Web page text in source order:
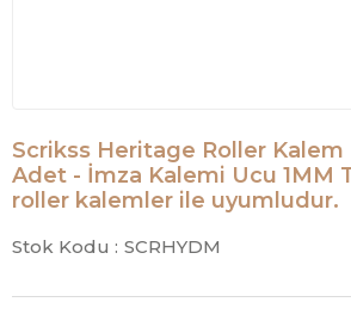
Scrikss Heritage Roller Kalem
Adet - İmza Kalemi Ucu 1MM
roller kalemler ile uyumludur.
Stok Kodu : SCRHYDM